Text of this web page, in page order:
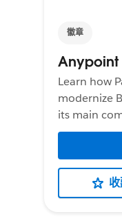
徽章
Anypoint
Learn how
modernize
its main